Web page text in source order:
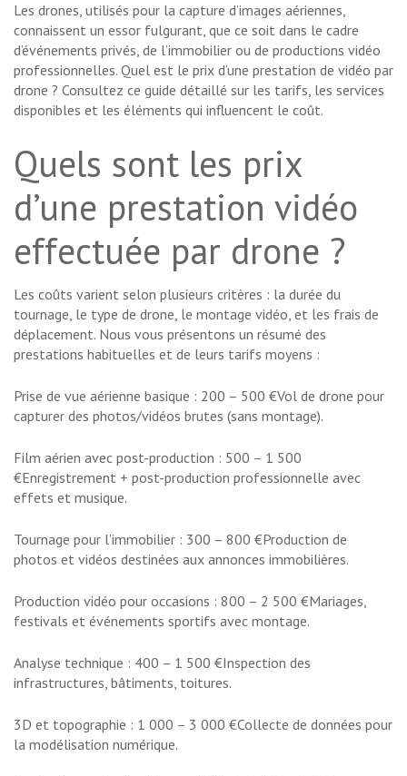
Les drones, utilisés pour la capture d’images aériennes,
connaissent un essor fulgurant, que ce soit dans le cadre
d’événements privés, de l’immobilier ou de productions vidéo
professionnelles. Quel est le prix d’une prestation de vidéo par
drone ? Consultez ce guide détaillé sur les tarifs, les services
disponibles et les éléments qui influencent le coût.
Quels sont les prix
d’une prestation vidéo
effectuée par drone ?
Les coûts varient selon plusieurs critères : la durée du
tournage, le type de drone, le montage vidéo, et les frais de
déplacement. Nous vous présentons un résumé des
prestations habituelles et de leurs tarifs moyens :
Prise de vue aérienne basique : 200 – 500 €Vol de drone pour
capturer des photos/vidéos brutes (sans montage).
Film aérien avec post-production : 500 – 1 500
€Enregistrement + post-production professionnelle avec
effets et musique.
Tournage pour l’immobilier : 300 – 800 €Production de
photos et vidéos destinées aux annonces immobilières.
Production vidéo pour occasions : 800 – 2 500 €Mariages,
festivals et événements sportifs avec montage.
Analyse technique : 400 – 1 500 €Inspection des
infrastructures, bâtiments, toitures.
3D et topographie : 1 000 – 3 000 €Collecte de données pour
la modélisation numérique.